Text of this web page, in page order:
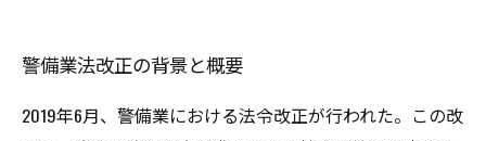
警備業法改正の背景と概要
2019年6月、警備業における法令改正が行われた。この改